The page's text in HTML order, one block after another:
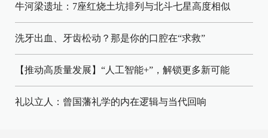
牛河梁遗址：7座红烧土坑排列与北斗七星高度相似
洗牙出血、牙齿松动？那是你的口腔在“求救”
【推动高质量发展】“人工智能+”，解锁更多新可能
礼以立人：曾国藩礼学的内在逻辑与当代回响